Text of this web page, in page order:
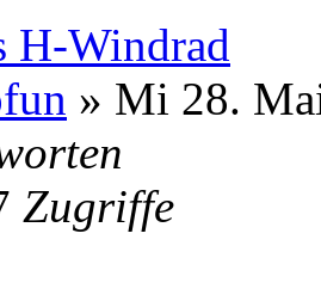
H-Windrad
» Mi 28.
Zugriffe